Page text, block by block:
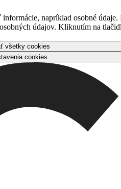
napríklad osobné
údajov. Kliknutím na
všetky cookies
cookies